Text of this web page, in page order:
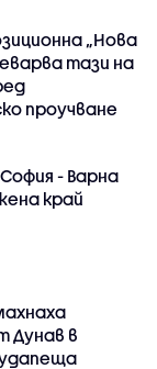
„Нова
тази на
проучване
- Варна
край
Дунав в